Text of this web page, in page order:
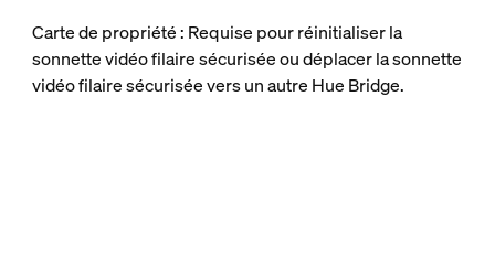
Carte de propriété : Requise pour réinitialiser la
sonnette vidéo filaire sécurisée ou déplacer la sonnette
vidéo filaire sécurisée vers un autre Hue Bridge.